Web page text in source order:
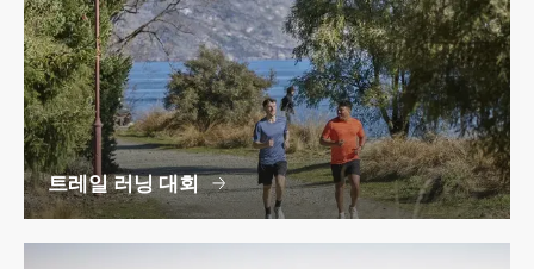
트레일 러닝 대회